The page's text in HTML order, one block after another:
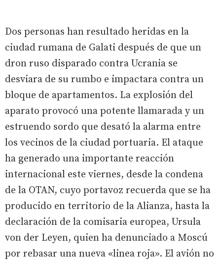
Dos personas han resultado heridas en la
ciudad rumana de Galati después de que un
dron ruso disparado contra Ucrania se
desviara de su rumbo e impactara contra un
bloque de apartamentos. La explosión del
aparato provocó una potente llamarada y un
estruendo sordo que desató la alarma entre
los vecinos de la ciudad portuaria. El ataque
ha generado una importante reacción
internacional este viernes, desde la condena
de la OTAN, cuyo portavoz recuerda que se ha
producido en territorio de la Alianza, hasta la
declaración de la comisaria europea, Ursula
von der Leyen, quien ha denunciado a Moscú
por rebasar una nueva «linea roja». El avión no